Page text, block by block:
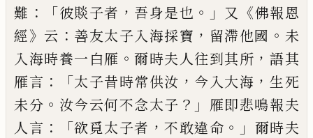
難 ：「彼賧子者 ， 吾身是也 。」 又 《佛報恩
經》 云 ： 善友太子入海採寶 ， 留滯他國 。 未
入海時養一白雁 。爾時夫人往到其所 ， 語其
雁言 ：「太子昔時常供汝 ， 今入大海 ，生死
未分 。 汝今云何不念太子 ？」 雁即悲鳴報夫
人言 ：「欲覓太子者 ，不敢違命 。」 爾時夫